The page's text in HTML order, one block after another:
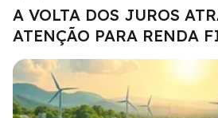
A VOLTA DOS JUROS
ATENÇÃO PARA RENDA